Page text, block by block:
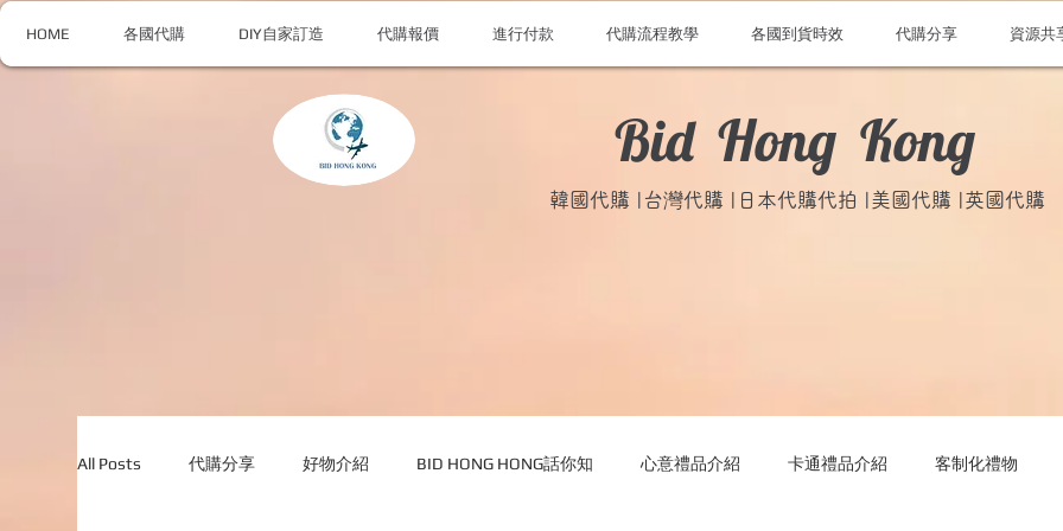
HOME 各國代購 DIY自家訂造 代購報價 進行付款 代購流程教學 各國到貨時效 代購分享 資源共
Bid Hong Kong
韓國代購 |台灣代購 |日本代購代拍 |美國代購 |英國代購
All Posts 代購分享 好物介紹 BID HONG HONG話你知 心意禮品介紹 卡通禮品介紹 客制化禮物